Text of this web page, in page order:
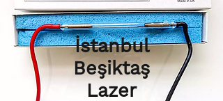
İstanbul
Beşiktaş
Lazer